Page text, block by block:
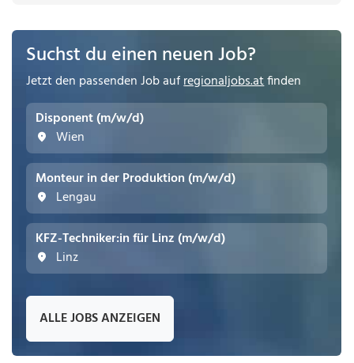
Suchst du einen neuen Job?
Jetzt den passenden Job aufregionaljobs.atfinden
Disponent (m/w/d)
Wien
Monteur in der Produktion (m/w/d)
Lengau
KFZ-Techniker:in für Linz (m/w/d)
Linz
ALLE JOBS ANZEIGEN